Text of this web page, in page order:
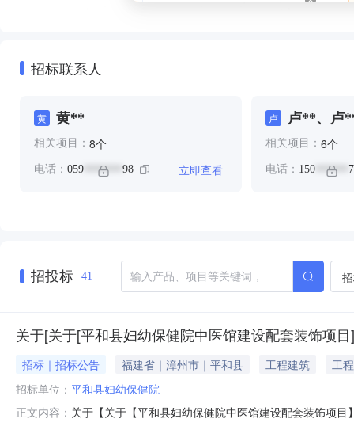
招标联系人
黄 黄**
相关项目： 8个
电话： 059 ******* 98 立即查看
卢 卢**、卢
相关项目： 6个
电话： 150******
招投标 41
关于[关于[平和县妇幼保健院中医馆建设配套装饰项
招标｜招标公告 福建省｜漳州市｜平和县 工程建筑
工程
招标单位： 平和县妇幼保健院
正文内容： 关于【关于【平和县妇幼保健院中医馆建设配套装饰项